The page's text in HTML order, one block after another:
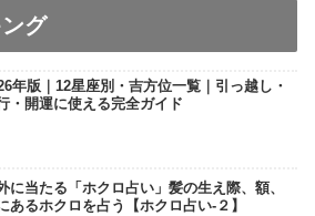
グ
年版｜12星座別・吉方位一覧｜引っ越し・
・開運に使える完全ガイド
に当たる「ホクロ占い」髪の生え際、額、
あるホクロを占う【ホクロ占い‐２】